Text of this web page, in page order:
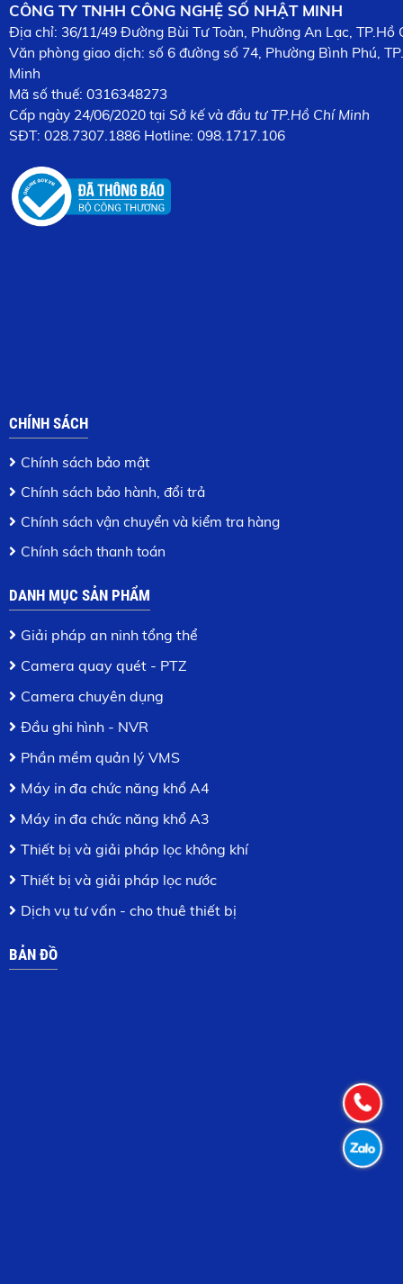
CÔNG TY TNHH CÔNG NGHỆ SỐ NHẬT MINH
Địa chỉ: 36/11/49 Đường Bùi Tư Toàn, Phường An Lạc, TP.Hồ
Văn phòng giao dịch: số 6 đường số 74, Phường Bình Phú,
Minh
Mã số thuế: 0316348273
Cấp ngày 24/06/2020 tại Sở kế và đầu tư TP.Hồ Chí Minh
SĐT: 028.7307.1886 Hotline: 098.1717.106
CHÍNH SÁCH
Chính sách bảo mật
Chính sách bảo hành, đổi trả
Chính sách vận chuyển và kiểm tra hàng
Chính sách thanh toán
DANH MỤC SẢN PHẨM
Giải pháp an ninh tổng thể
Camera quay quét - PTZ
Camera chuyên dụng
Đầu ghi hình - NVR
Phần mềm quản lý VMS
Máy in đa chức năng khổ A4
Máy in đa chức năng khổ A3
Thiết bị và giải pháp lọc không khí
Thiết bị và giải pháp lọc nước
Dịch vụ tư vấn - cho thuê thiết bị
BẢN ĐỒ